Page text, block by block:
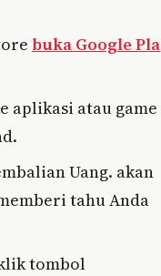
buka Google Pla
aplikasi atau game
Uang. akan
tahu Anda
tombol